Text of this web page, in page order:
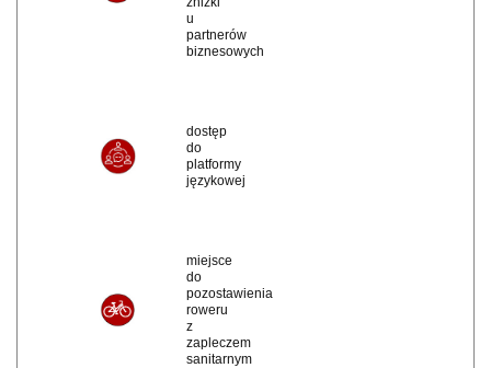
u
partnerów
biznesowych
dostęp
do
platformy
językowej
miejsce
do
pozostawienia
roweru
z
zapleczem
sanitarnym